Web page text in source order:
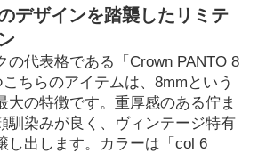
デザインを踏襲したリミテ
の代表格である「Crown PANTO 8
ちらのアイテムは、8mmという
大の特徴です。重厚感のある佇ま
馴染みが良く、ヴィンテージ特有
し出します。カラーは「col 6